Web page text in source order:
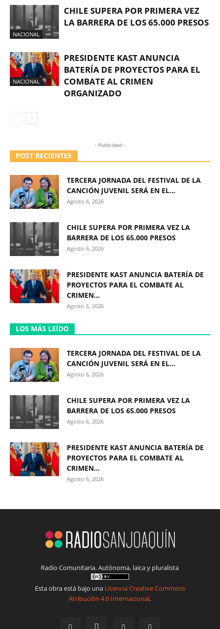
NACIONAL
CHILE SUPERA POR PRIMERA VEZ
LA BARRERA DE LOS 65.000 PRESOS
NACIONAL
PRESIDENTE KAST ANUNCIA
BATERÍA DE PROYECTOS PARA EL
COMBATE AL CRIMEN
ORGANIZADO
- Publicidad -
POST RECIENTES
TERCERA JORNADA DEL FESTIVAL DE LA
CANCIÓN JUVENIL SERÁ EN EL...
Agosto 6, 2026
CHILE SUPERA POR PRIMERA VEZ LA
BARRERA DE LOS 65.000 PRESOS
Agosto 6, 2026
PRESIDENTE KAST ANUNCIA BATERÍA DE
PROYECTOS PARA EL COMBATE AL
CRIMEN...
Agosto 6, 2026
LOS MÁS LEÍDO
TERCERA JORNADA DEL FESTIVAL DE LA
CANCIÓN JUVENIL SERÁ EN EL...
Agosto 6, 2026
CHILE SUPERA POR PRIMERA VEZ LA
BARRERA DE LOS 65.000 PRESOS
Agosto 6, 2026
PRESIDENTE KAST ANUNCIA BATERÍA DE
PROYECTOS PARA EL COMBATE AL
CRIMEN...
Agosto 6, 2026
Radio Comunitaria. Autónoma, laica y pluralista
Esta obra está bajo una Licencia Creative Commons
Atribución 4.0 Internacional.